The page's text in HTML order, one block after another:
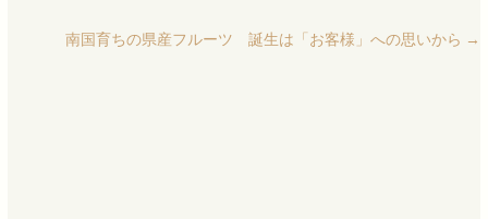
南国育ちの県産フルーツ 誕生は「お客様」への思いから →